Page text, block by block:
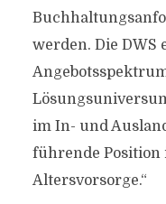
werden. Die
im In- und
führende Position
Altersvorsorge.“